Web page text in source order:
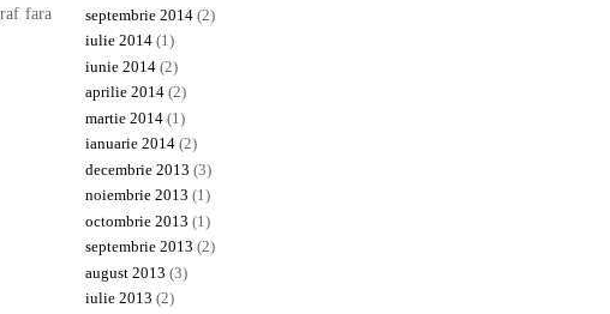
fara
septembrie 2014 (2)
iulie 2014 (1)
iunie 2014 (2)
aprilie 2014 (2)
martie 2014 (1)
ianuarie 2014 (2)
decembrie 2013 (3)
noiembrie 2013 (1)
octombrie 2013 (1)
septembrie 2013 (2)
august 2013 (3)
iulie 2013 (2)